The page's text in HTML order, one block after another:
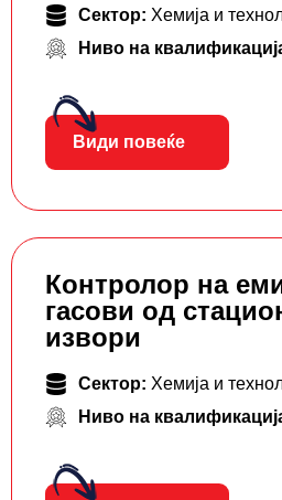
Сектор: Хемија и
Ниво на
Види повеќе
Контролор на
гасови од
извори
Сектор: Хемија и
Ниво на